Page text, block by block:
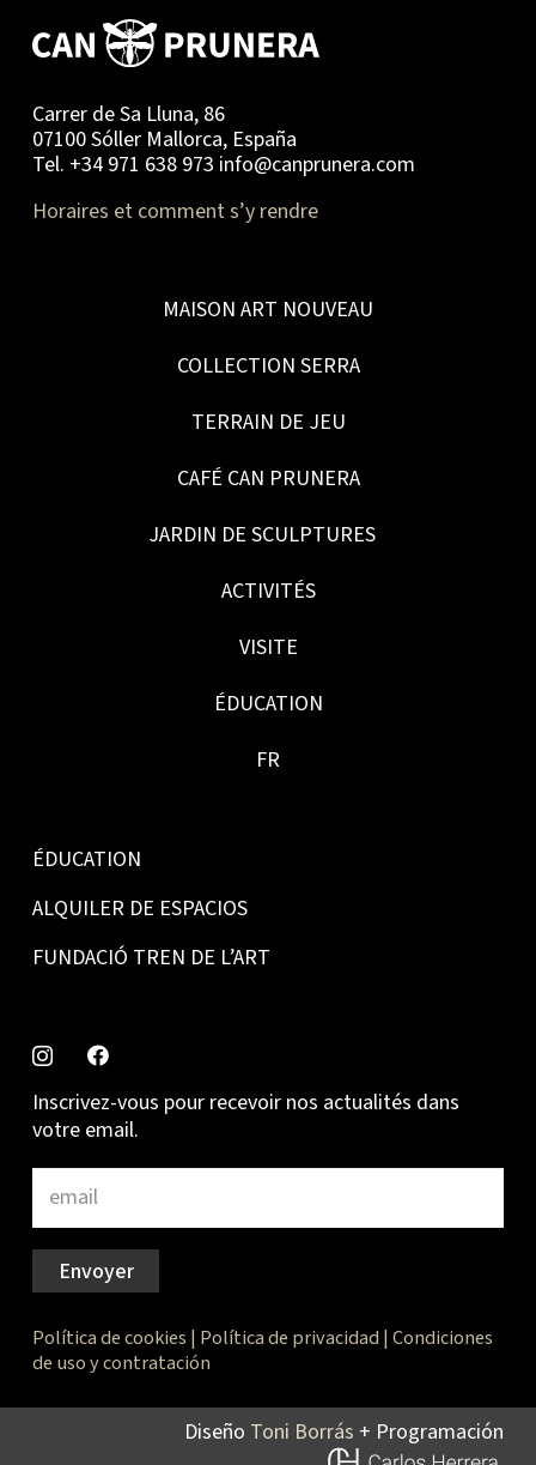
Carrer de Sa Lluna, 86
07100 Sóller Mallorca, España
Tel. +34 971 638 973 info@canprunera.com
Horaires et comment s’y rendre
MAISON ART NOUVEAU
COLLECTION SERRA
TERRAIN DE JEU
CAFÉ CAN PRUNERA
JARDIN DE SCULPTURES
ACTIVITÉS
VISITE
ÉDUCATION
FR
ÉDUCATION
ALQUILER DE ESPACIOS
FUNDACIÓ TREN DE L’ART
Inscrivez-vous pour recevoir nos actualités dans
votre email.
Envoyer
Política de cookies | Política de privacidad | Condiciones
de uso y contratación
Diseño Toni Borrás + Programación